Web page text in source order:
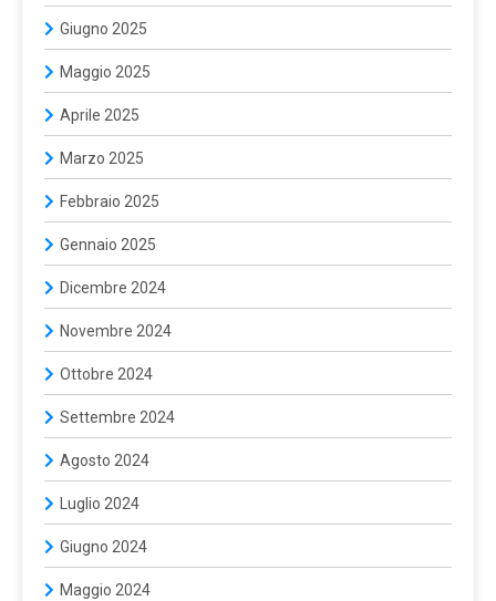
Giugno 2025
Maggio 2025
Aprile 2025
Marzo 2025
Febbraio 2025
Gennaio 2025
Dicembre 2024
Novembre 2024
Ottobre 2024
Settembre 2024
Agosto 2024
Luglio 2024
Giugno 2024
Maggio 2024